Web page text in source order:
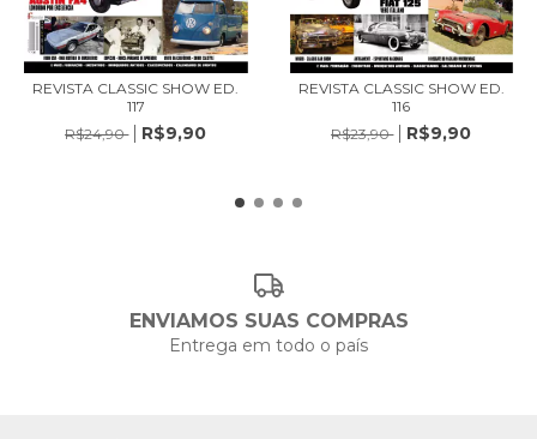
REVISTA CLASSIC SHOW ED.
117
R$24,90
R$9,90
REVISTA CLASSIC SHOW ED.
116
R$23,90
R$9,90
ENVIAMOS SUAS COMPRAS
Entrega em todo o país